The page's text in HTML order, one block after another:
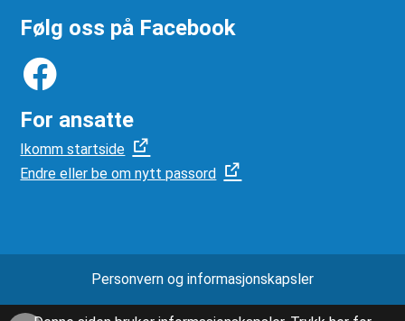
Følg oss på Facebook
For ansatte
Ikomm startside
Endre eller be om nytt passord
Personvern og informasjonskapsler